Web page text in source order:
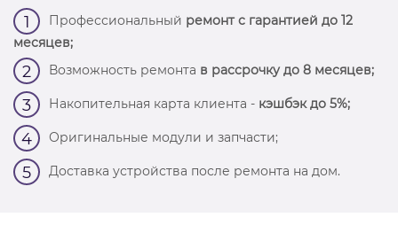
1 Профессиональный ремонт с гарантией до 12
месяцев;
2 Возможность ремонта в рассрочку до 8 месяцев;
3 Накопительная карта клиента - кэшбэк до 5%;
4 Оригинальные модули и запчасти;
5 Доставка устройства после ремонта на дом.